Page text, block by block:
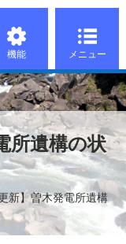
機能 メニュー
所遺構の状
新】曽木発電所遺構